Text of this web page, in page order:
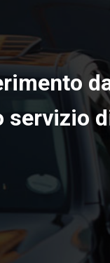
servizio